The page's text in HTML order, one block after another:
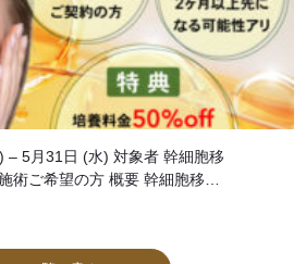
– 5月31日 (水) 対象者 幹細胞移
術ご希望の方 概要 幹細胞移